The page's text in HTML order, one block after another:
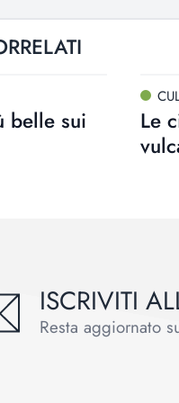
belle sui
Le
ISCRIVITI
Resta aggiornato